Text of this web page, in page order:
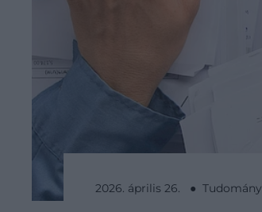
2026. április 26. ● Tudomány